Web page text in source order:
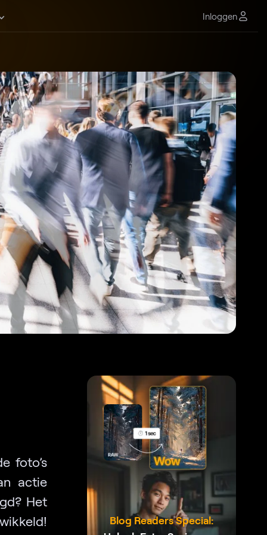
Inloggen
foto’s
actie
Het
Blog Readers Special: